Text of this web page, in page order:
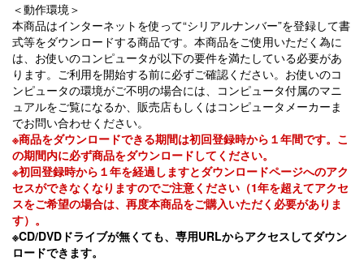
＜動作環境＞
本商品はインターネットを使って“シリアルナンバー”を登録して書
式等をダウンロードする商品です。本商品をご使用いただく為に
は、お使いのコンピュータが以下の要件を満たしている必要があ
ります。ご利用を開始する前に必ずご確認ください。お使いのコ
ンピュータの環境がご不明の場合には、コンピュータ付属のマニ
ュアルをご覧になるか、販売店もしくはコンピュータメーカーま
でお問い合わせください。
※商品をダウンロードできる期間は初回登録時から１年間です。こ
の期間内に必ず商品をダウンロードしてください。
※初回登録時から１年を経過しますとダウンロードページへのアク
セスができなくなりますのでご注意ください（1年を超えてアクセ
スをご希望の場合は、再度本商品をご購入いただく必要がありま
す）。
※CD/DVDドライブが無くても、専用URLからアクセスしてダウン
ロードできます。